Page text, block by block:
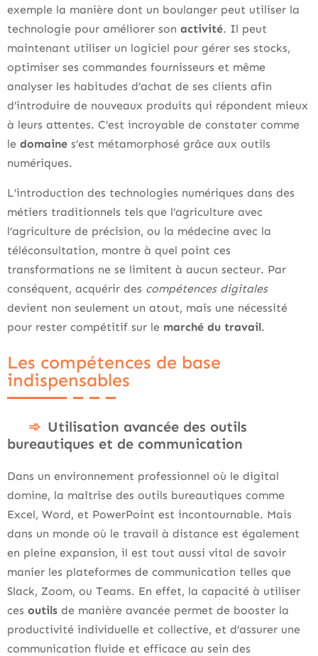
exemple la manière dont un boulanger peut utiliser la
technologie pour améliorer son activité. Il peut
maintenant utiliser un logiciel pour gérer ses stocks,
optimiser ses commandes fournisseurs et même
analyser les habitudes d’achat de ses clients afin
d’introduire de nouveaux produits qui répondent mieux
à leurs attentes. C’est incroyable de constater comme
le domaine s’est métamorphosé grâce aux outils
numériques.
L’introduction des technologies numériques dans des
métiers traditionnels tels que l’agriculture avec
l’agriculture de précision, ou la médecine avec la
téléconsultation, montre à quel point ces
transformations ne se limitent à aucun secteur. Par
conséquent, acquérir des compétences digitales
devient non seulement un atout, mais une nécessité
pour rester compétitif sur le marché du travail.
Les compétences de base
indispensables
Utilisation avancée des outils
bureautiques et de communication
Dans un environnement professionnel où le digital
domine, la maîtrise des outils bureautiques comme
Excel, Word, et PowerPoint est incontournable. Mais
dans un monde où le travail à distance est également
en pleine expansion, il est tout aussi vital de savoir
manier les plateformes de communication telles que
Slack, Zoom, ou Teams. En effet, la capacité à utiliser
ces outils de manière avancée permet de booster la
productivité individuelle et collective, et d’assurer une
communication fluide et efficace au sein des